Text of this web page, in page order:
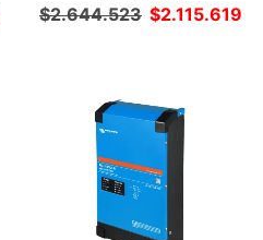
$2.644.523 El
$2.644.523.
$2.115.619